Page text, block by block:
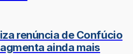
renúncia de Confúcio
ainda mais